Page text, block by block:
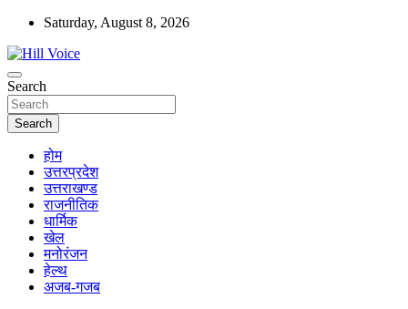
Skip
content
Saturday, August 8, 2026
Hill Voice
न्यूज़ पोर्टल
Search
Search
होम
उत्तरप्रदेश
उत्तराखण्ड
राजनीतिक
धार्मिक
खेल
मनोरंजन
हेल्थ
अजब-गजब